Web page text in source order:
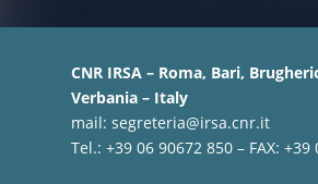
CNR IRSA – Roma, Bari,
Verbania – Italy
mail: segreteria@irsa.cnr.it
Tel.: +39 06 90672 850 – FAX: +39